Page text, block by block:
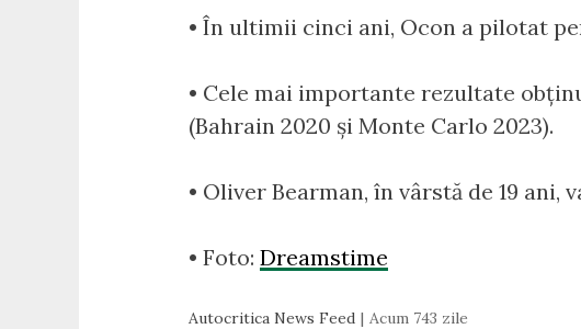
• În ultimii cinci ani, Ocon a pilotat
• Cele mai importante rezultate
(Bahrain 2020 și Monte Carlo 2023).
• Oliver Bearman, în vârstă de 19
• Foto: Dreamstime
Autocritica News Feed Acum 743 zile